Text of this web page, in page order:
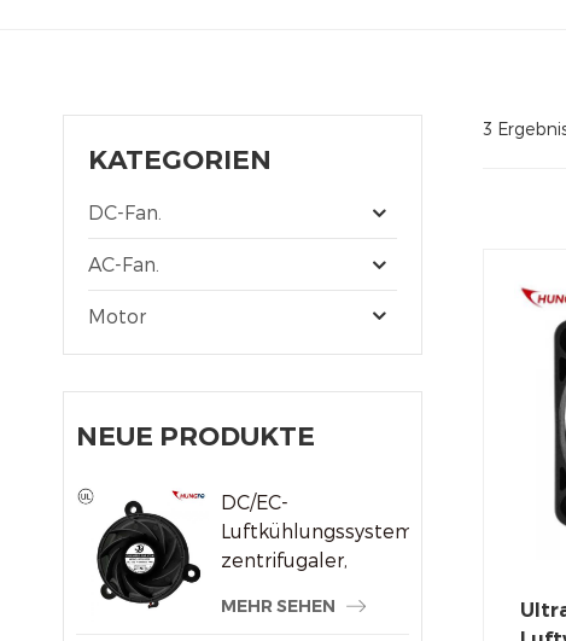
KATEGORIEN
DC-Fan.
AC-Fan.
Motor
NEUE PRODUKTE
DC/EC-
Luftkühlungssystem,
zentrifugaler,
Kühlerlüfter
MEHR SEHEN
3